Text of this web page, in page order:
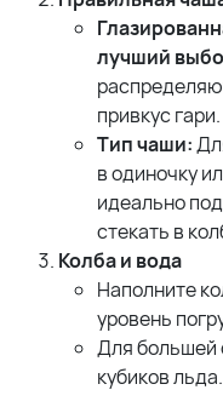
лучший
привкус гари.
Тип чаши:
в одиночку
идеально
стекать в
Колба и вода
Наполните
уровень
Для большей
кубиков льда.